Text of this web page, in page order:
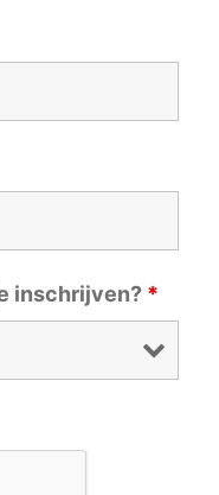
inschrijven? *